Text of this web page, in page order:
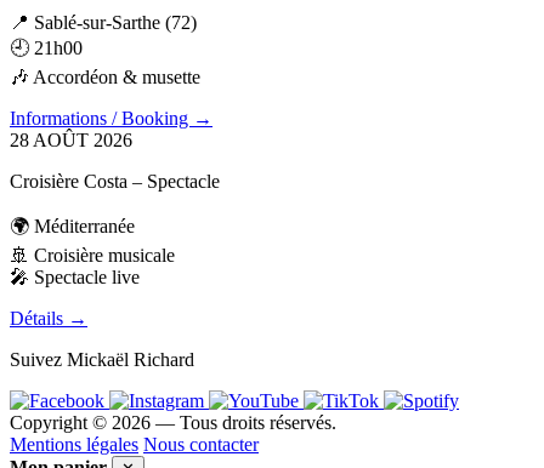
📍 Sablé-sur-Sarthe (72)
🕘 21h00
🎶 Accordéon & musette
Informations / Booking →
28 AOÛT 2026
Croisière Costa – Spectacle
🌍 Méditerranée
🚢 Croisière musicale
🎤 Spectacle live
Détails →
Suivez Mickaël Richard
Copyright © 2026 — Tous droits réservés.
Mentions légales Nous contacter